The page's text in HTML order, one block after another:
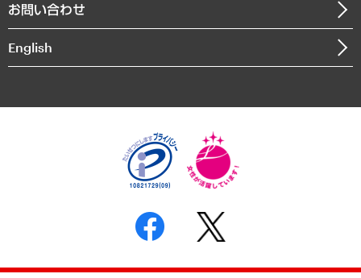
インドネシア現地法人
個人情報保護方針
反社会的勢力に対する基本方針
書面による個人情報の開示等の請求の手続きについて
お問い合わせ
English